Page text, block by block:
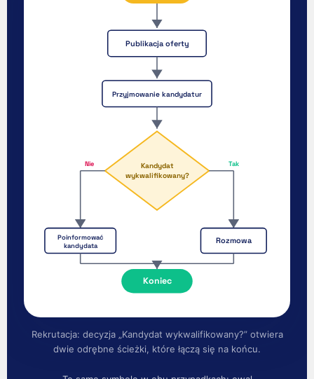
Publikacja oferty
Przyjmowanie kandydatur
Kandydat
wykwalifikowany?
Tak
Nie
Rozmowa
Poinformować
kandydata
Koniec
Rekrutacja: decyzja „Kandydat wykwalifikowany?” otwiera
dwie odrębne ścieżki, które łączą się na końcu.